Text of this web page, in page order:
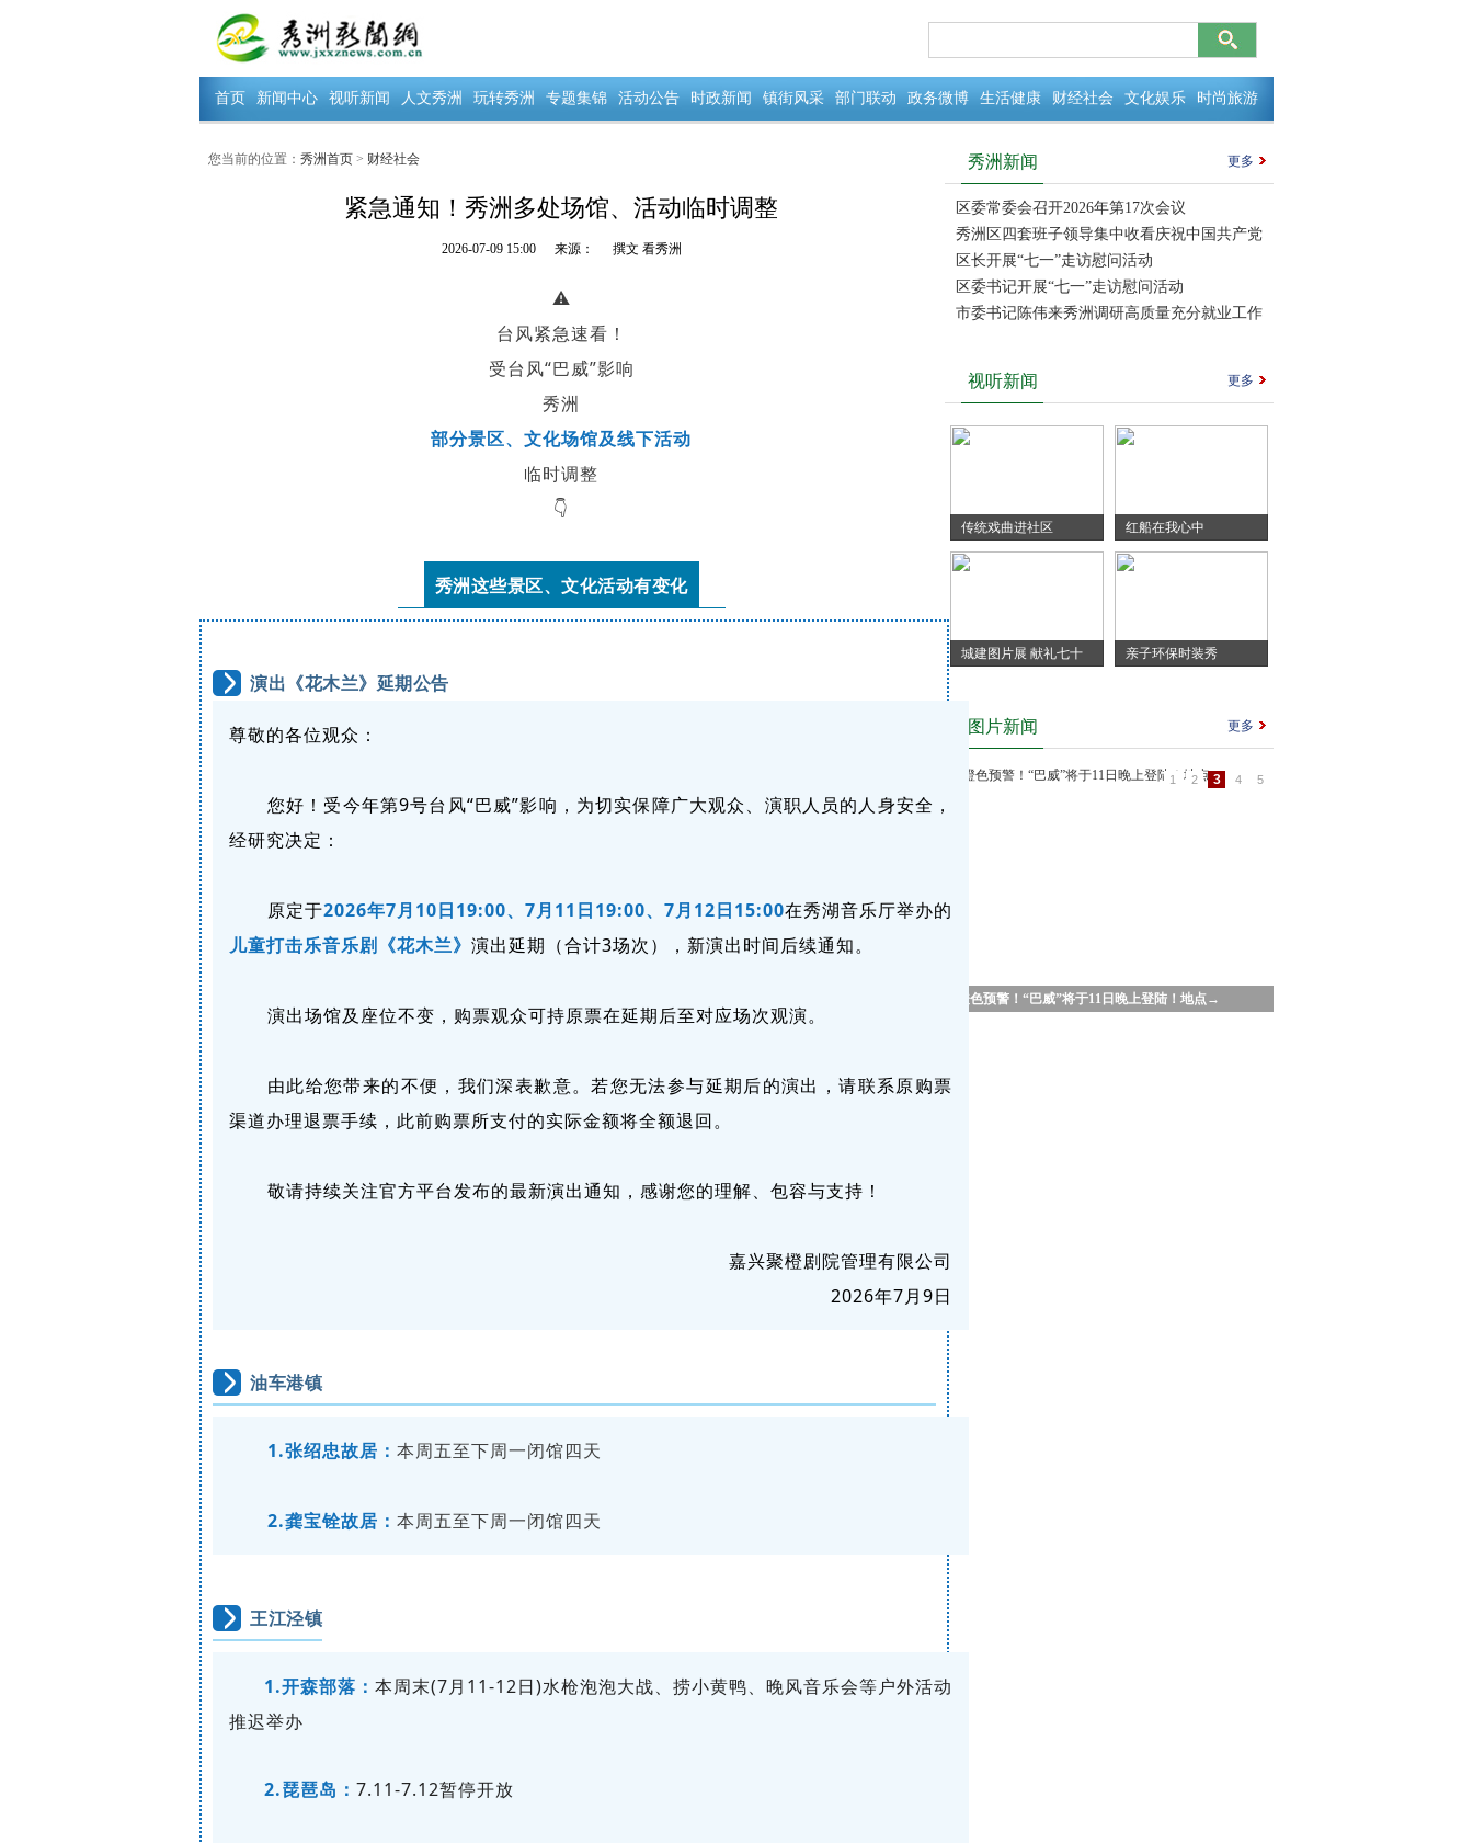
首页 新闻中心 视听新闻 人文秀洲 玩转秀洲 专题集锦 活动公告 时政新闻 镇街风采 部门联动 政务微博 生活健康 财经社会 文化娱乐 时尚旅游
您当前的位置： 秀洲首页 > 财经社会
紧急通知！秀洲多处场馆、活动临时调整
2026-07-09 15:00 来源： 撰文 看秀洲
⚠️
台风紧急速看！
受台风“巴威”影响
秀洲
部分景区、文化场馆及线下活动
临时调整
👇
秀洲这些景区、文化活动有变化
演出《花木兰》延期公告
尊敬的各位观众：
您好！受今年第9号台风“巴威”影响，为切实保障广大观众、演职人员的人身安全，
经研究决定：
原定于2026年7月10日19:00、7月11日19:00、7月12日15:00在秀湖音乐厅举办的
儿童打击乐音乐剧《花木兰》 演出延期（合计3场次），新演出时间后续通知。
演出场馆及座位不变，购票观众可持原票在延期后至对应场次观演。
由此给您带来的不便，我们深表歉意。若您无法参与延期后的演出，请联系原购票
渠道办理退票手续，此前购票所支付的实际金额将全额退回。
敬请持续关注官方平台发布的最新演出通知，感谢您的理解、包容与支持！
嘉兴聚橙剧院管理有限公司
2026年7月9日
油车港镇
1.张绍忠故居： 本周五至下周一闭馆四天
2.龚宝铨故居： 本周五至下周一闭馆四天
王江泾镇
1.开森部落： 本周末(7月11-12日)水枪泡泡大战、捞小黄鸭、晚风音乐会等户外活动
推迟举办
2.琵琶岛： 7.11-7.12暂停开放
秀洲新闻 更多
区委常委会召开2026年第17次会议
秀洲区四套班子领导集中收看庆祝中国共产党
成立105周年大会实况直播
区长开展“七一”走访慰问活动
区委书记开展“七一”走访慰问活动
市委书记陈伟来秀洲调研高质量充分就业工作
视听新闻 更多
传统戏曲进社区 红船在我心中
城建图片展 献礼七十
亲子环保时装秀
图片新闻 更多
1 2 3 4 5
橙色预警！“巴威”将于11日晚上登陆！地点→